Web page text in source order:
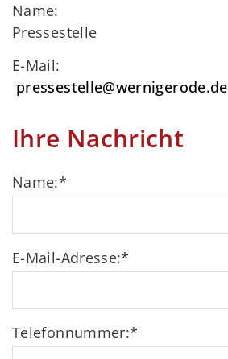
Name:
Pressestelle
E-Mail:
pressestelle@wernigerode.de
Ihre Nachricht
Name:*
E-Mail-Adresse:*
Telefonnummer:*